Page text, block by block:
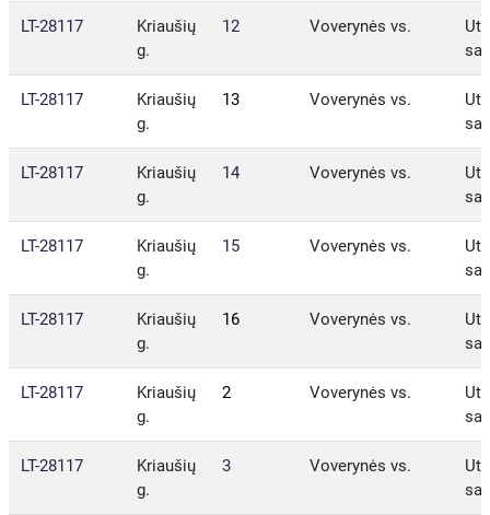
LT-28117
Kriaušių
g.
12 Voverynės vs.
LT-28117
Kriaušių
g.
13 Voverynės vs.
LT-28117
Kriaušių
g.
14 Voverynės vs.
LT-28117
Kriaušių
g.
15 Voverynės vs.
LT-28117
Kriaušių
g.
16 Voverynės vs.
LT-28117
Kriaušių
g.
2 Voverynės vs.
LT-28117
Kriaušių
g.
3 Voverynės vs.